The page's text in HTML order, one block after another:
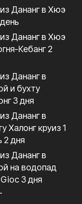
Дананг в Хюэ
Дананг в Хюэ
Кебанг 2
Дананг в
и бухту
3 дня
Дананг в
Халонг круиз 1
2 дня
Дананг в
на водопад
3 дня